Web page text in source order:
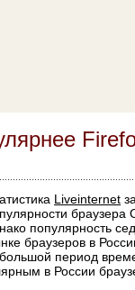
Liveinternet
браузера
популярность
браузеров в
период
в России